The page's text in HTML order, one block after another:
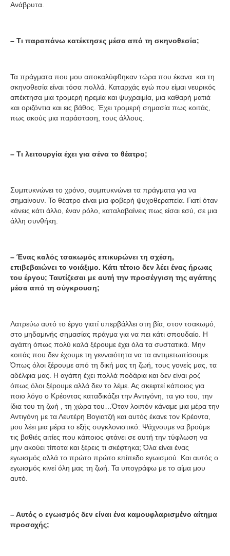
Ανάβρυτα.
– Τι παραπάνω κατέκτησες μέσα από τη σκηνοθεσία;
Τα πράγματα που μου αποκαλύφθηκαν τώρα που έκανα και τη
σκηνοθεσία είναι τόσα πολλά. Καταρχάς εγώ που είμαι νευρικός
απέκτησα μια τρομερή ηρεμία και ψυχραιμία, μια καθαρή ματιά
και οριζόντια και εις βάθος. Έχει τρομερή σημασία πως κοιτάς,
πως ακούς μια παράσταση, τους άλλους.
– Τι λειτουργία έχει για σένα το θέατρο;
Συμπυκνώνει το χρόνο, συμπυκνώνει τα πράγματα για να
σημαίνουν. Το θέατρο είναι μια φοβερή ψυχοθεραπεία. Γιατί όταν
κάνεις κάτι άλλο, έναν ρόλο, καταλαβαίνεις πως είσαι εσύ, σε μια
άλλη συνθήκη.
– Ένας καλός τσακωμός επικυρώνει τη σχέση,
επιβεβαιώνει το νοιάξιμο. Κάτι τέτοιο δεν λέει ένας ήρωας
του έργου; Ταυτίζεσαι με αυτή την προσέγγιση της αγάπης
μέσα από τη σύγκρουση;
Λατρεύω αυτό το έργο γιατί υπερβάλλει στη βία, στον τσακωμό,
στο μηδαμινής σημασίας πράγμα για να πει κάτι σπουδαίο. Η
αγάπη όπως πολύ καλά ξέρουμε έχει όλα τα συστατικά. Μην
κοιτάς που δεν έχουμε τη γενναιότητα να τα αντιμετωπίσουμε.
Όπως όλοι ξέρουμε από τη δική μας τη ζωή, τους γονείς μας, τα
αδέλφια μας. Η αγάπη έχει πολλά ποδάρια και δεν είναι ροζ
όπως όλοι ξέρουμε αλλά δεν το λέμε. Ας σκεφτεί κάποιος για
ποιο λόγο ο Κρέοντας καταδικάζει την Αντιγόνη, τα γιο του, την
ίδια του τη ζωή , τη χώρα του…Όταν λοιπόν κάναμε μια μέρα την
Αντιγόνη με τα Λευτέρη Βογιατζή και αυτός έκανε τον Κρέοντα,
μου λέει μια μέρα το εξής συγκλονιστικό: Ψάχνουμε να βρούμε
τις βαθιές αιτίες που κάποιος φτάνει σε αυτή την τύφλωση να
μην ακούει τίποτα και ξέρεις τι σκέφτηκα; Όλα είναι ένας
εγωισμός αλλά το πρώτο πρώτο επίπεδο εγωισμού. Και αυτός ο
εγωισμός κινεί όλη μας τη ζωή. Τα υπογράφω με το αίμα μου
αυτό.
– Αυτός ο εγωισμός δεν είναι ένα καμουφλαρισμένο αίτημα
προσοχής;